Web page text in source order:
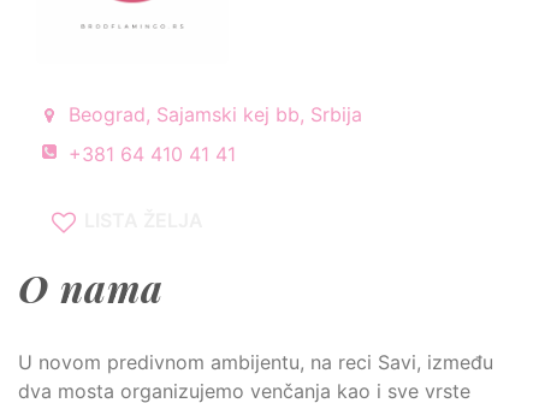
Beograd, Sajamski kej bb, Srbija
+381 64 410 41 41
O nama
U novom predivnom ambijentu, na reci Savi, između
dva mosta organizujemo venčanja kao i sve vrste